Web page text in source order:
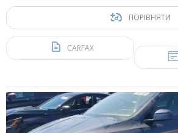
ПОРІВНЯТИ
CARFAX